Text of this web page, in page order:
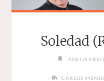
Soledad
ADELIS
CARLOS